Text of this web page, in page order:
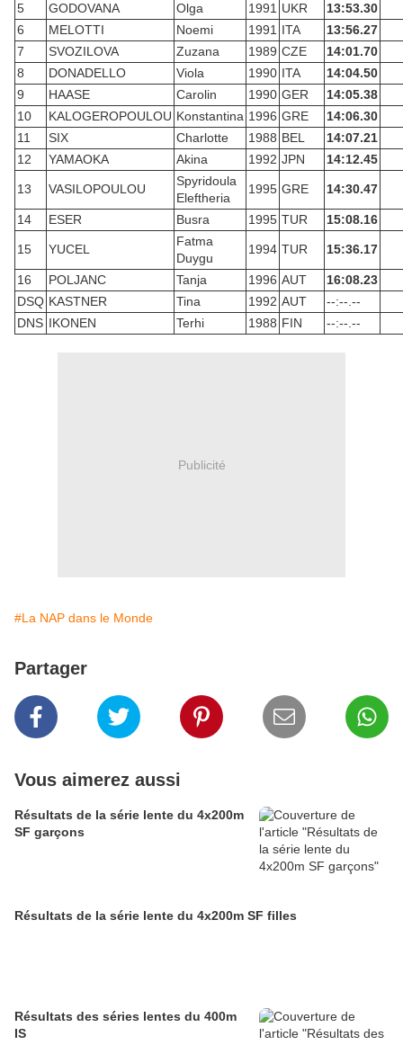
5
GODOVANA Olga 1991 UKR
13:53.30
6
MELOTTI Noemi 1991 ITA
13:56.27
7
SVOZILOVA Zuzana 1989 CZE
14:01.70
8
DONADELLO Viola 1990 ITA
14:04.50
9
HAASE Carolin 1990 GER
14:05.38
10
KALOGEROPOULOU Konstantina 1996 GRE
14:06.30
11
SIX Charlotte 1988 BEL
14:07.21
12
YAMAOKA Akina 1992 JPN 14:12.45
13 VASILOPOULOU
Spyridoula
Eleftheria
1995 GRE 14:30.47
14 ESER Busra 1995 TUR 15:08.16
15 YUCEL
Fatma
Duygu
1994 TUR 15:36.17
16 POLJANC Tanja 1996 AUT
16:08.23
DSQ KASTNER Tina 1992 AUT
--:--.--
DNS IKONEN Terhi 1988 FIN --:--.--
Publicité
#La NAP dans le Monde
Partager
Vous aimerez aussi
Résultats de la série lente du 4x200m
SF garçons
Résultats de la série lente du 4x200m SF filles
Résultats des séries lentes du 400m
IS